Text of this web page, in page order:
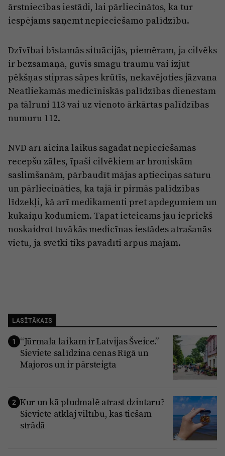
ārstniecības iestādi, lai pārliecinātos, ka tur
iespējams saņemt nepieciešamo palīdzību.
Dzīvībai bīstamās situācijās, piemēram, ja cilvēks
ir bezsamaņā, guvis smagu traumu vai izjūt
pēkšņas stipras sāpes krūtīs, nekavējoties jāzvana
Neatliekamās medicīniskās palīdzības dienestam
pa tālruni 113 vai uz vienoto ārkārtas palīdzības
numuru 112.
NVD arī aicina laikus sagādāt nepieciešamās
recepšu zāles, īpaši cilvēkiem ar hroniskām
saslimšanām, pārbaudīt mājas aptieciņas saturu
un pārliecināties, ka tajā ir pirmās palīdzības
līdzekļi, kā arī medikamenti pret apdegumiem un
kukaiņu kodumiem. Tāpat ieteicams jau iepriekš
noskaidrot tuvākās medicīnas iestādes atrašanās
vietu, ja svētki tiks pavadīti ārpus mājām.
LASĪTĀKAIS
1 “Jūrmala laikam ir Latvijas Šveice.”
Sieviete salīdzina cenas Rīgā un
Majoros un ir pārsteigta
2 Kur un kā pludmalē atrast dzintaru?
Sieviete atklāj viltību, kas tiešām
strādā